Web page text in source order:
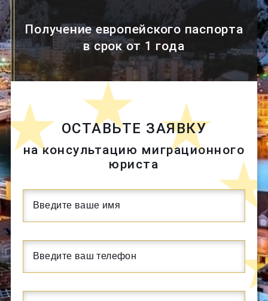
Получение европейского паспорта
в срок от 1 года
ОСТАВЬТЕ ЗАЯВКУ
на консультацию миграционного
юриста